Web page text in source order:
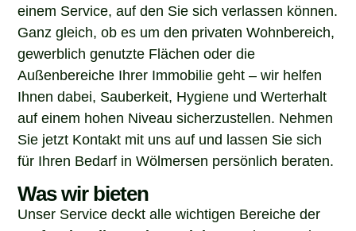
einem Service, auf den Sie sich verlassen können.
Ganz gleich, ob es um den privaten Wohnbereich,
gewerblich genutzte Flächen oder die
Außenbereiche Ihrer Immobilie geht – wir helfen
Ihnen dabei, Sauberkeit, Hygiene und Werterhalt
auf einem hohen Niveau sicherzustellen. Nehmen
Sie jetzt Kontakt mit uns auf und lassen Sie sich
für Ihren Bedarf in Wölmersen persönlich beraten.
Was wir bieten
Unser Service deckt alle wichtigen Bereiche der